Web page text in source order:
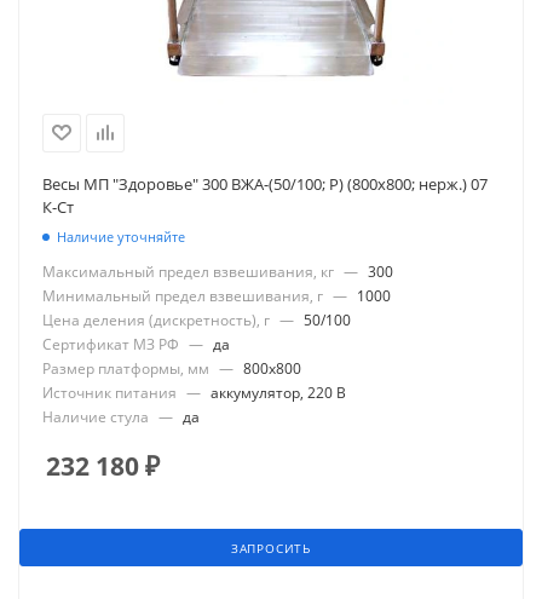
Весы МП "Здоровье" 300 ВЖА-(50/100; Р) (800х800; нерж.) 07
К-Ст
Наличие уточняйте
Максимальный предел взвешивания, кг — 300
Минимальный предел взвешивания, г — 1000
Цена деления (дискретность), г — 50/100
Сертификат МЗ РФ — да
Размер платформы, мм — 800x800
Источник питания — аккумулятор, 220 В
Наличие стула — да
232 180₽
ЗАПРОСИТЬ